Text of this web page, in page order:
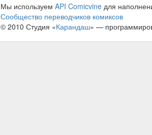
Мы используем API Comicvine для
Сообщество переводчиков комиксов
© 2010 Студия «Карандаш» —